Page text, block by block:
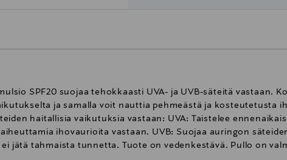
SPF20 suojaa tehokkaasti UVA- ja UVB-säteitä vastaan.
ja samalla voit nauttia pehmeästä ja kosteutetusta
haitallisia vaikutuksia vastaan: UVA: Taistelee
ihovaurioita vastaan. UVB: Suojaa auringon
jätä tahmaista tunnetta. Tuote on vedenkestävä. Pullo on